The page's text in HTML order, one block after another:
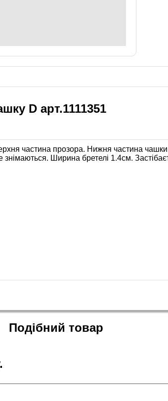
D арт.1111351
частина прозора. Нижня частина
Ширина бретелі 1.4см.
Подібний товар